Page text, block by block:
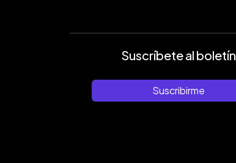
Suscríbete al boletín
Suscribirme